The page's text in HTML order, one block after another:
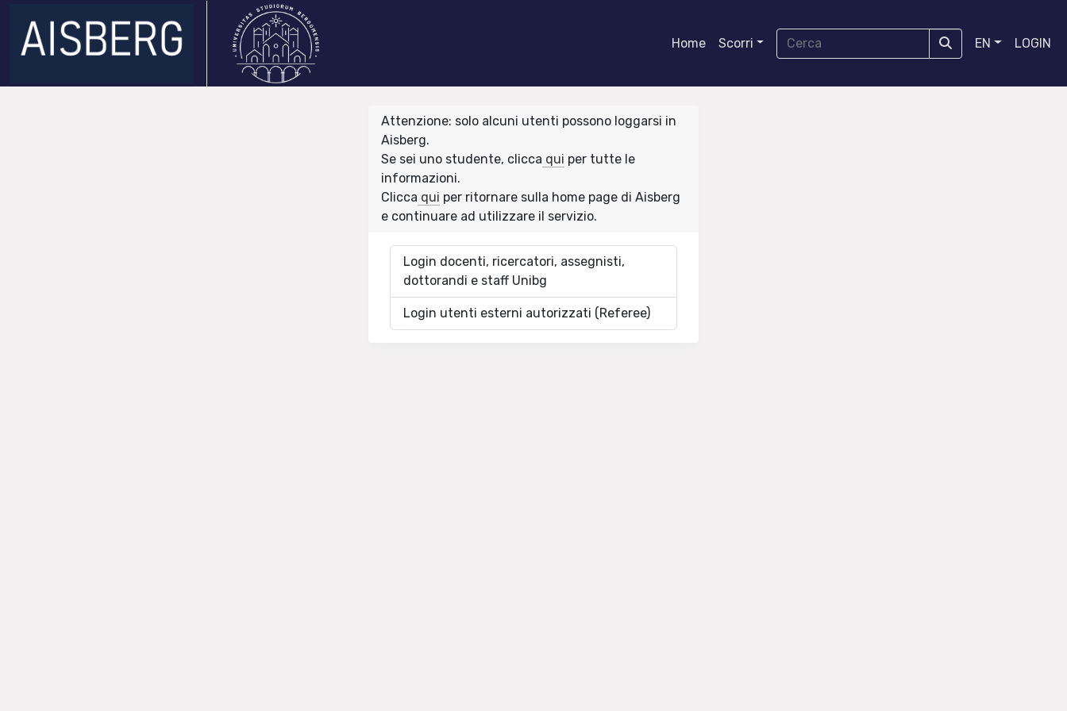
Home Scorri EN LOGIN
Attenzione: solo alcuni utenti possono loggarsi in
Aisberg.
Se sei uno studente, clicca qui per tutte le
informazioni.
Clicca qui per ritornare sulla home page di Aisberg
e continuare ad utilizzare il servizio.
Login docenti, ricercatori, assegnisti,
dottorandi e staff Unibg
Login utenti esterni autorizzati (Referee)